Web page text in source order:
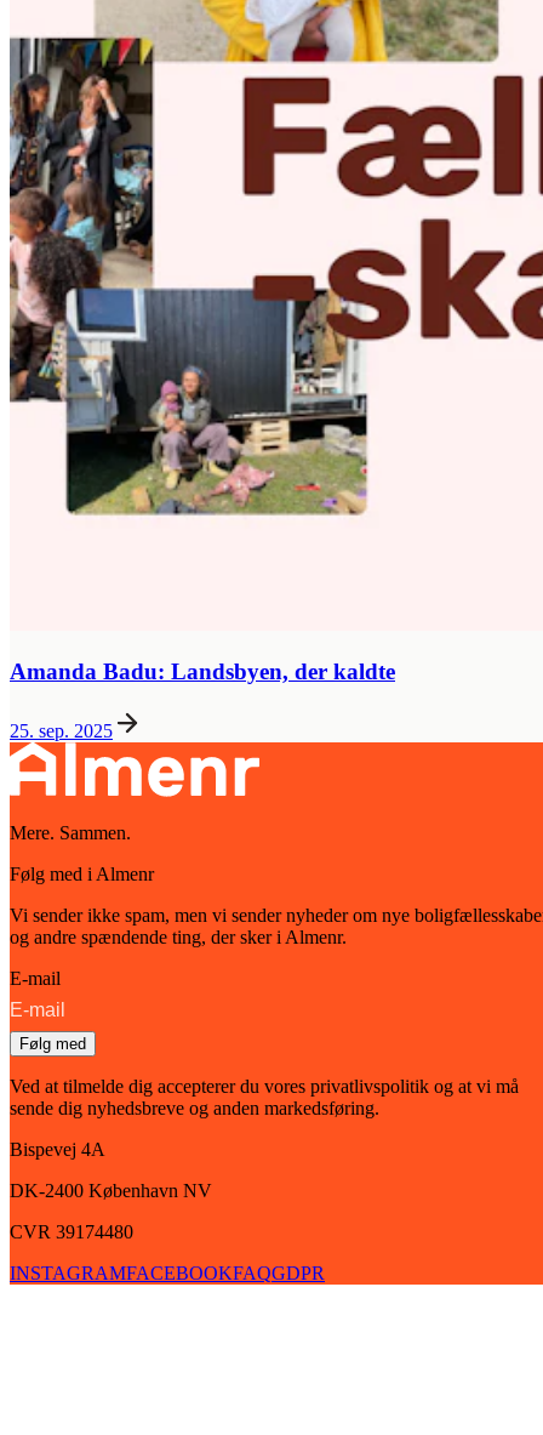
Amanda Badu: Landsbyen, der kaldte
25. sep. 2025
Mere. Sammen.
Følg med i Almenr
Vi sender ikke spam, men vi sender nyheder om nye
og andre spændende ting, der sker i Almenr.
E-mail
Følg med
Ved at tilmelde dig accepterer du vores privatlivspolitik og at vi må
sende dig nyhedsbreve og anden markedsføring.
Bispevej 4A
DK-2400 København NV
CVR 39174480
INSTAGRAMFACEBOOKFAQGDPR